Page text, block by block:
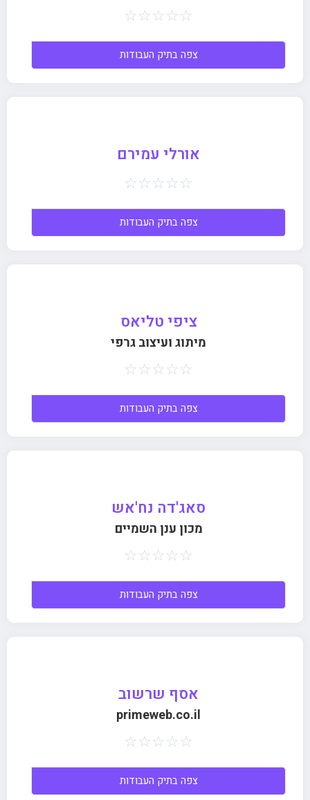
☆
☆
☆
☆
☆
צפה בתיק העבודות
אורלי עמירם
☆
☆
☆
☆
☆
צפה בתיק העבודות
ציפי טליאס
מיתוג ועיצוב גרפי
☆
☆
☆
☆
☆
צפה בתיק העבודות
סאג'דה נח'אש
מכון ענן השמיים
☆
☆
☆
☆
☆
צפה בתיק העבודות
אסף שרשוב
primeweb.co.il
☆
☆
☆
☆
☆
צפה בתיק העבודות